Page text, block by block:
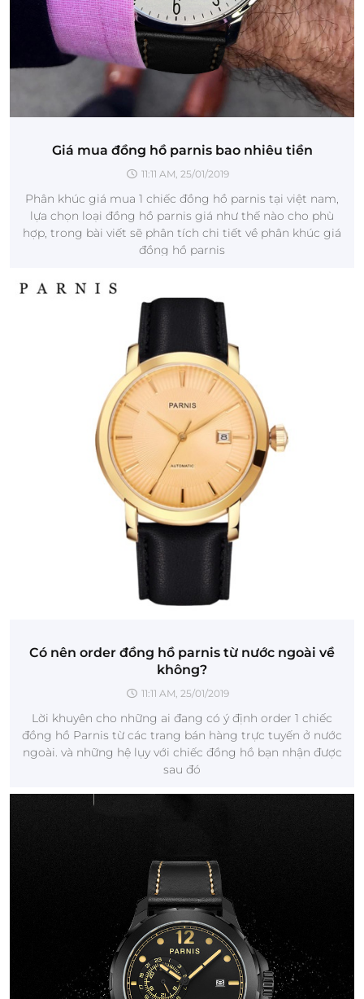
Giá mua đồng hồ parnis bao nhiêu tiền
11:11 AM, 25/01/2019
Phân khúc giá mua 1 chiếc đồng hồ parnis tại việt nam,
lựa chọn loại đồng hồ parnis giá như thế nào cho phù
hợp, trong bài viết sẽ phân tích chi tiết về phân khúc giá
đồng hồ parnis
Có nên order đồng hồ parnis từ nước ngoài về
không?
11:11 AM, 25/01/2019
Lời khuyên cho những ai đang có ý định order 1 chiếc
đồng hồ Parnis từ các trang bán hàng trực tuyến ở nước
ngoài. và những hệ lụy với chiếc đồng hồ bạn nhận được
sau đó